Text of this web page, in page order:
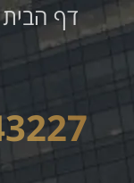
דף הבית
7280095